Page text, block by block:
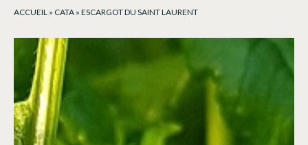
ACCUEIL » CATA » ESCARGOT DU SAINT LAURENT